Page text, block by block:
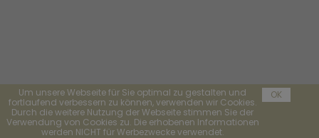
Um unsere Webseite für Sie optimal zu gestalten und
fortlaufend verbessern zu können, verwenden wir Cookies.
Durch die weitere Nutzung der Webseite stimmen Sie der
Verwendung von Cookies zu. Die erhobenen Informationen
werden NICHT für Werbezwecke verwendet.
OK